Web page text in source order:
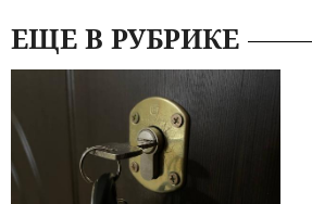
ЕЩЕ В РУБРИКЕ